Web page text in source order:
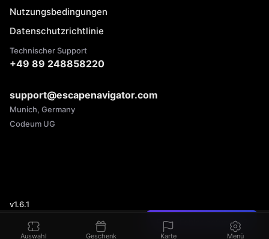
Einen Fehler gefunden?
Nutzungsbedingungen
Datenschutzrichtlinie
Technischer Support
+49 89 248858220
support@escapenavigator.com
Munich, Germany
Codeum UG
v1.6.1
Auswahl Geschenk Karte Menü